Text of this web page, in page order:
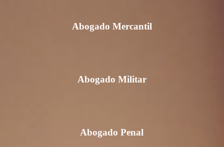
Abogado Mercantil
Abogado Militar
Abogado Penal